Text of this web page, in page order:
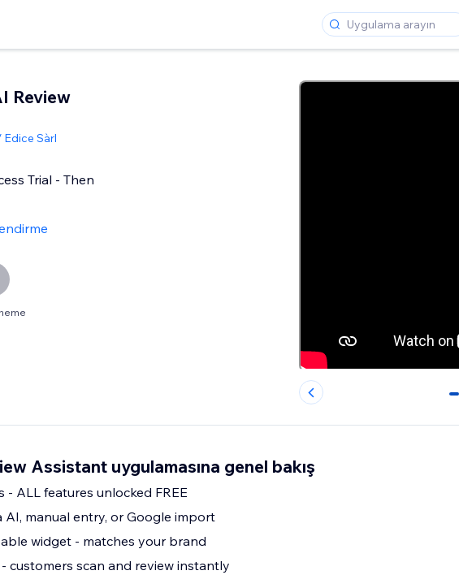
Review
Edice Sàrl
Trial - Then
0
Assistant uygulamasına genel bakış
- ALL features unlocked FREE
AI, manual entry, or Google import
widget - matches your brand
customers scan and review instantly